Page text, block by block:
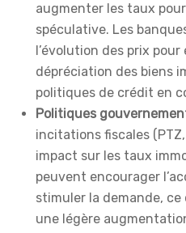
augmenter les taux
spéculative. Les
l’évolution des prix
dépréciation des biens
politiques de crédit en
Politiques
incitations fiscales
impact sur les taux
peuvent encourager
stimuler la demande,
une légère